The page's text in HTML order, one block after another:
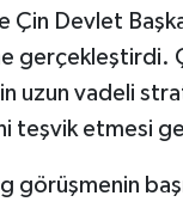
Çin Devlet
gerçekleştirdi.
uzun vadeli
teşvik etmesi
görüşmenin